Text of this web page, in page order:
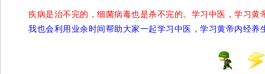
疾病是治不完的，细菌病毒也是杀不完的。学习中医，学习
我也会利用业余时间帮助大家一起学习中医，学习黄帝内经